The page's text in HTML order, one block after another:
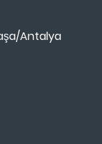
Antalya